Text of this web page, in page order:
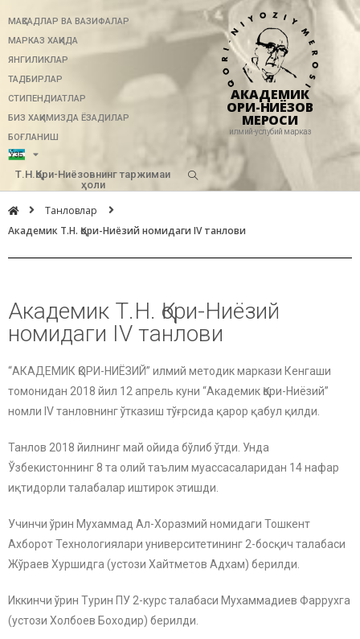
МАҚСАДЛАР ВА ВАЗИФАЛАР
МАРКАЗ ХАҚИДА
ЯНГИЛИКЛАР
ТАДБИРЛАР
СТИПЕНДИАТЛАР
БИЗ ХАҚИМИЗДА ЁЗАДИЛАР
БОҒЛАНИШ
АКАДЕМИК
ҚОРИ-НИЁЗОВ
МЕРОСИ
илмий-услубий марказ
Т.Н.Қори-Ниёзовнинг таржимаи
ҳоли
Танловлар
Академик Т.Н. Қори-Ниёзий номидаги IV танлови
Академик Т.Н. Қори-Ниёзий
номидаги IV танлови
“АКАДЕМИК ҚОРИ-НИЁЗИЙ” илмий методик маркази Кенгаши
томонидан 2018 йил 12 апрель куни “Академик Қори-Ниёзий”
номли IV танловнинг ўтказиш тўғрсида қарор қабул қилди.
Танлов 2018 йилнинг май ойида бўлиб ўтди. Унда
Ўзбекистоннинг 8 та олий таълим муассасаларидан 14 нафар
иқтидорли талабалар иштирок этишди.
Учинчи ўрин Мухаммад Ал-Хоразмий номидаги Тошкент
Ахборот Технологиялари университетининг 2-босқич талабаси
Жўраев Хуршидга (устози Хайтметов Адхам) берилди.
Иккинчи ўрин Турин ПУ 2-курс талабаси Мухаммадиев Фаррухга
(устози Холбоев Боходир) берилди.